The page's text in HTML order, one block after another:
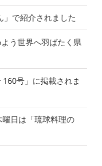
で紹介されました
う世界へ羽ばたく県
160号」に掲載されま
曜日は「琉球料理の